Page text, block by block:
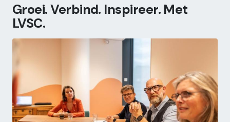
Groei. Verbind. Inspireer. Met
LVSC.